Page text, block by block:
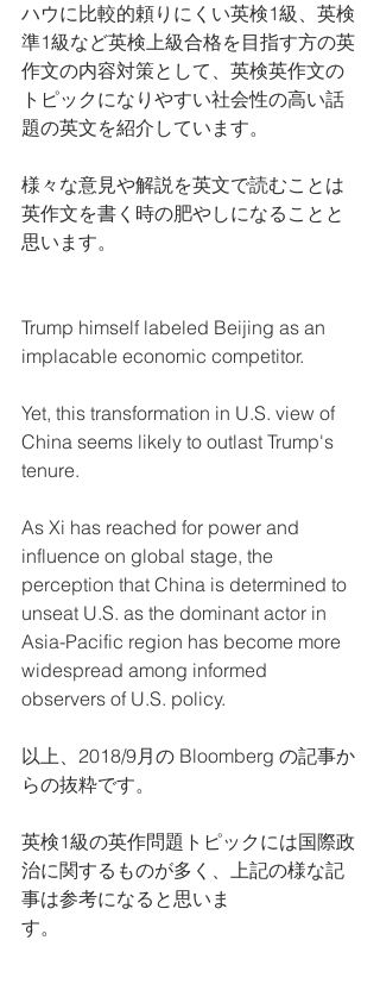
ハウに比較的頼りにくい英検1級、英検
準1級など英検上級合格を目指す方の英
作文の内容対策として、英検英作文の
トピックになりやすい社会性の高い話
題の英文を紹介しています。
様々な意見や解説を英文で読むことは
英作文を書く時の肥やしになることと
思います。
Trump himself labeled Beijing as an
implacable economic competitor.
Yet, this transformation in U.S. view of
China seems likely to outlast Trump's
tenure.
As Xi has reached for power and
influence on global stage, the
perception that China is determined to
unseat U.S. as the dominant actor in
Asia-Pacific region has become more
widespread among informed
observers of U.S. policy.
以上、2018/9月の Bloomberg の記事か
らの抜粋です。
英検1級の英作問題トピックには国際政
治に関するものが多く、上記の様な記
事は参考になると思いま
す。